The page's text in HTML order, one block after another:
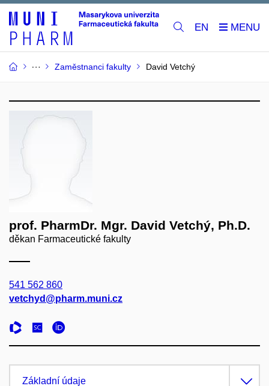
EN
Zaměstnanci fakulty David Vetchý
prof. PharmDr. Mgr. David Vetchý, Ph.D.
děkan Farmaceutické fakulty
541 562 860
vetchyd@pharm.muni.cz
Základní údaje